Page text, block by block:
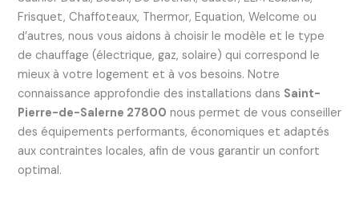
Frisquet, Chaffoteaux, Thermor, Equation, Welcome ou
d’autres, nous vous aidons à choisir le modèle et le type
de chauffage (électrique, gaz, solaire) qui correspond le
mieux à votre logement et à vos besoins. Notre
connaissance approfondie des installations dans Saint-
Pierre-de-Salerne 27800 nous permet de vous conseiller
des équipements performants, économiques et adaptés
aux contraintes locales, afin de vous garantir un confort
optimal.